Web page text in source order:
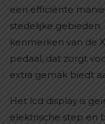
een efficiënte
stedelijke
kenmerken van de
pedaal, dat zorgt
extra gemak biedt
Het lcd display is
elektrische step en